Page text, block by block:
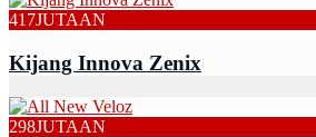
417JUTAAN
Kijang Innova Zenix
298JUTAAN